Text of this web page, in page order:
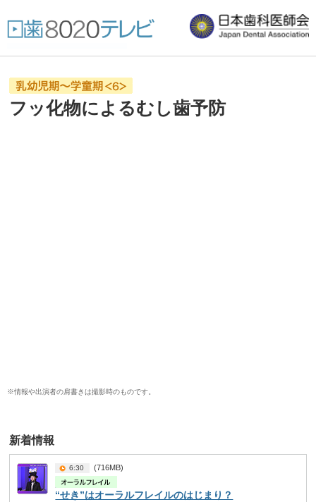
フッ化物によるむし歯予防
※情報や出演者の肩書きは撮影時のものです。
6:30 (716MB)
“せき”はオーラルフレイルのはじまり？